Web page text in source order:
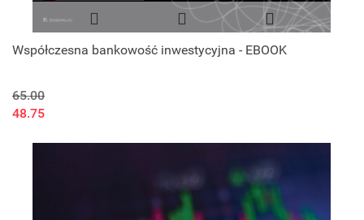
Współczesna bankowość inwestycyjna - EBOOK
65.00
48.75